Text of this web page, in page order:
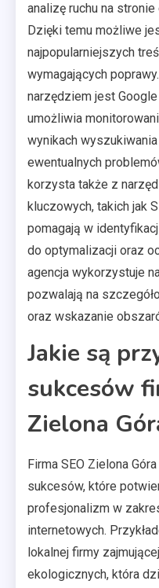
analizę ruchu na
Dzięki temu możliwe
najpopularniejszych
wymagających
narzędziem jest
umożliwia
wynikach
ewentualnych
korzysta także z
kluczowych, takich jak
pomagają w
do optymalizacji oraz
agencja wykorzystuje
pozwalają na
oraz wskazanie
Jakie są
sukcesów
Zielona
Firma SEO Zielona
sukcesów, które
profesjonalizm w
internetowych.
lokalnej firmy
ekologicznych, która